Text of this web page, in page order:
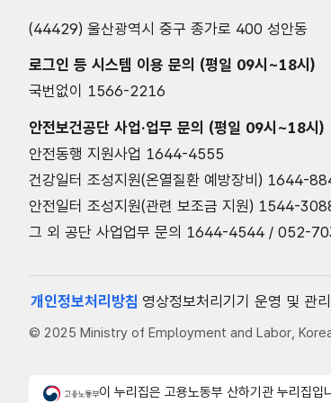
산
재
해
예
안
전
보
건
공
단
KOREA
OCCUPATIONAL
SAFETY
HEALTHY
(44429) 울산광역시 중구 종가로 400 성안동
로그인 등 시스템 이용 문의 (평일 09시~18시)
국번없이 1566-2216
안전보건공단 사업·업무 문의 (평일 09시~18시)
안전동행 지원사업 1644-4555
건강일터 조성지원(온열질환 예방장비) 1644-
안전일터 조성지원(관련 보조금 지원) 1544-
그 외 공단 사업업무 문의 1644-4544 / 052-
개인정보처리방침 영상정보처리기기 운영 및 관
© 2025 Ministry of Employment and Labor,
고 이 누리집은 고용노동부 산하기관 누리집입